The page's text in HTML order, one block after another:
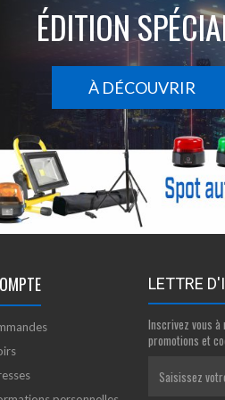
ÉDITION
À DÉCOUVRIR
LETTRE
Inscrivez vous
promotions et